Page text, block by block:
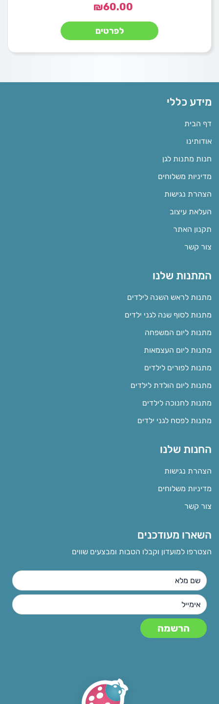
₪60.00
לפרטים
מידע כללי
דף הבית
אודותינו
חנות מתנות לגן
מדיניות משלוחים
הצהרת נגישות
העלאת עיצוב
תקנון האתר
צור קשר
המתנות שלנו
מתנות לראש השנה לילדים
מתנות לסוף שנה לגני ילדים
מתנות ליום המשפחה
מתנות ליום העצמאות
מתנות לפורים לילדים
מתנות ליום הולדת לילדים
מתנות לחנוכה לילדים
מתנות לפסח לגני ילדים
החנות שלנו
הצהרת נגישות
מדיניות משלוחים
צור קשר
השארו מעודכנים
הצטרפו למועדון וקבלו הטבות ומבצעים שווים